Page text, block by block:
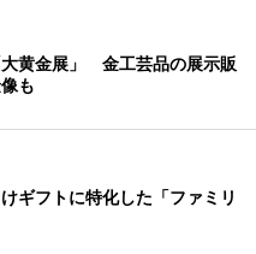
黄金展」 金工芸品の展示販
も
ギフトに特化した「ファミリ